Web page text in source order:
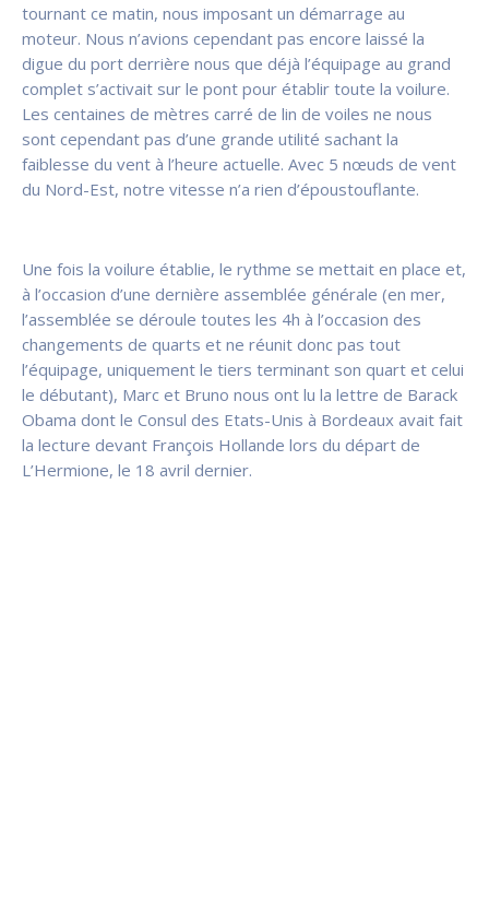
tournant ce matin, nous imposant un démarrage au
moteur. Nous n’avions cependant pas encore laissé la
digue du port derrière nous que déjà l’équipage au grand
complet s’activait sur le pont pour établir toute la voilure.
Les centaines de mètres carré de lin de voiles ne nous
sont cependant pas d’une grande utilité sachant la
faiblesse du vent à l’heure actuelle. Avec 5 nœuds de vent
du Nord-Est, notre vitesse n’a rien d’époustouflante.
Une fois la voilure établie, le rythme se mettait en place et,
à l’occasion d’une dernière assemblée générale (en mer,
l’assemblée se déroule toutes les 4h à l’occasion des
changements de quarts et ne réunit donc pas tout
l’équipage, uniquement le tiers terminant son quart et celui
le débutant), Marc et Bruno nous ont lu la lettre de Barack
Obama dont le Consul des Etats-Unis à Bordeaux avait fait
la lecture devant François Hollande lors du départ de
L’Hermione, le 18 avril dernier.